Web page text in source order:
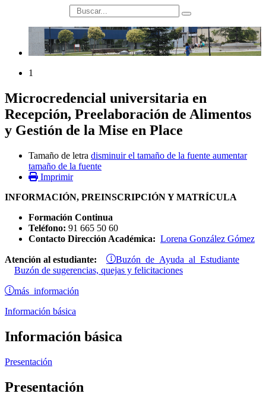
búsqueda
1
Microcredencial universitaria en
Recepción, Preelaboración de Alimentos
y Gestión de la Mise en Place
Tamaño de letra disminuir el tamaño de la fuente aumentar
tamaño de la fuente
Imprimir
INFORMACIÓN, PREINSCRIPCIÓN Y MATRÍCULA
Formación Continua
Teléfono: 91 665 50 60
Contacto Dirección Académica: Lorena González Gómez
Atención al estudiante: Buzón de Ayuda al Estudiante
Buzón de sugerencias, quejas y felicitaciones
más información
Información básica
Información básica
Presentación
Presentación